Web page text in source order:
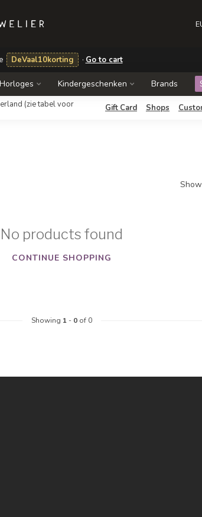
DeVaal10korting · Go to cart
Horloges Kindergeschenken Brands
(zie tabel voor Gift Card Shops
No products found
CONTINUE SHOPPING
Showing 1- 0of 0